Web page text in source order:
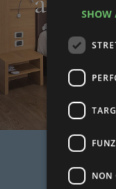
LEGGI
SHOW
NON